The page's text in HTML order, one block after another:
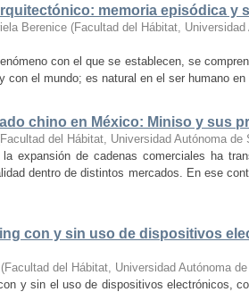
memoria episódica y
Berenice (Facultad del Hábitat,
con el que se establecen, se
con el mundo; es natural en el ser humano
chino en México: Miniso y sus
Facultad del Hábitat, Universidad Autónoma
expansión de cadenas comerciales ha
dentro de distintos mercados. En ese
con y sin uso de dispositivos
(Facultad del Hábitat, Universidad Autónoma
y sin el uso de dispositivos electrónicos,